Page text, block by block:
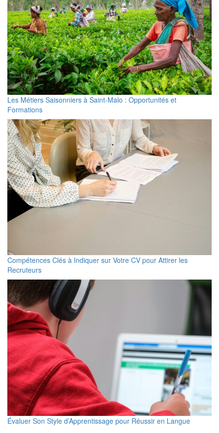
Les Métiers Saisonniers à Saint-Malo : Opportunités et
Formations
Compétences Clés à Indiquer sur Votre CV pour Attirer les
Recruteurs
Évaluer Son Style d’Apprentissage pour Réussir en Langue